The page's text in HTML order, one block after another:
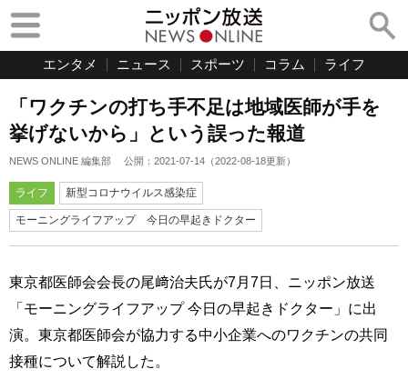
エンタメ ニュース スポーツ コラム ライフ
「ワクチンの打ち手不足は地域医師が手を
挙げないから」という誤った報道
NEWS ONLINE 編集部 公開： 2021-07-14 （2022-08-18更新）
ライフ 新型コロナウイルス感染症
モーニングライフアップ 今日の早起きドクター
東京都医師会会長の尾﨑治夫氏が7月7日、ニッポン放送
「モーニングライフアップ 今日の早起きドクター」に出
演。東京都医師会が協力する中小企業へのワクチンの共同
接種について解説した。